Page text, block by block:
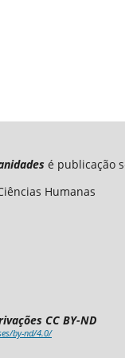
é publicação
Humanas
CC BY-ND
by-nd/4.0/